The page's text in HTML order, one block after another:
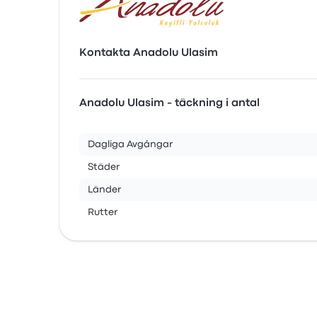
Kontakta Anadolu Ulasim
Anadolu Ulasim - täckning i antal
Dagliga Avgångar
Städer
Länder
Rutter